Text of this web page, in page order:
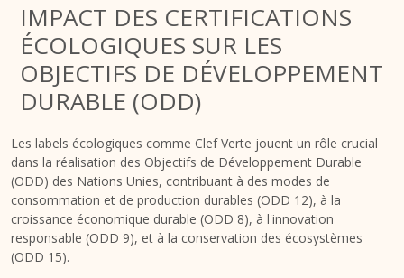
IMPACT DES CERTIFICATIONS
ÉCOLOGIQUES SUR LES
OBJECTIFS DE DÉVELOPPEMENT
DURABLE (ODD)
Les labels écologiques comme Clef Verte jouent un rôle crucial
dans la réalisation des Objectifs de Développement Durable
(ODD) des Nations Unies, contribuant à des modes de
consommation et de production durables (ODD 12), à la
croissance économique durable (ODD 8), à l'innovation
responsable (ODD 9), et à la conservation des écosystèmes
(ODD 15).